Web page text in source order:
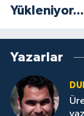
Yükleniyor...
Yazarlar